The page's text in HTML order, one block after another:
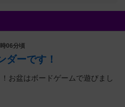
06分頃
ダーです！
お盆はボードゲームで遊びまし